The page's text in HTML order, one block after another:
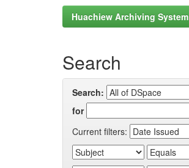
Huachiew Archiving System
Search
Search:
for
Current filters: